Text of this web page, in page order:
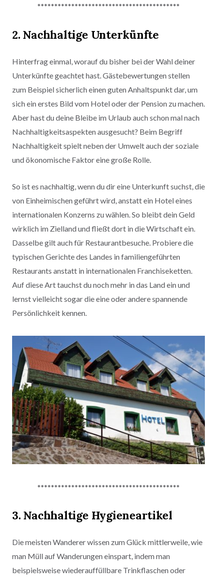
******************************************
2. Nachhaltige Unterkünfte
Hinterfrag einmal, worauf du bisher bei der Wahl deiner
Unterkünfte geachtet hast. Gästebewertungen stellen
zum Beispiel sicherlich einen guten Anhaltspunkt dar, um
sich ein erstes Bild vom Hotel oder der Pension zu machen.
Aber hast du deine Bleibe im Urlaub auch schon mal nach
Nachhaltigkeitsaspekten ausgesucht? Beim Begriff
Nachhaltigkeit spielt neben der Umwelt auch der soziale
und ökonomische Faktor eine große Rolle.
So ist es nachhaltig, wenn du dir eine Unterkunft suchst, die
von Einheimischen geführt wird, anstatt ein Hotel eines
internationalen Konzerns zu wählen. So bleibt dein Geld
wirklich im Zielland und fließt dort in die Wirtschaft ein.
Dasselbe gilt auch für Restaurantbesuche. Probiere die
typischen Gerichte des Landes in familiengeführten
Restaurants anstatt in internationalen Franchiseketten.
Auf diese Art tauchst du noch mehr in das Land ein und
lernst vielleicht sogar die eine oder andere spannende
Persönlichkeit kennen.
******************************************
3. Nachhaltige Hygieneartikel
Die meisten Wanderer wissen zum Glück mittlerweile, wie
man Müll auf Wanderungen einspart, indem man
beispielsweise wiederauffüllbare Trinkflaschen oder